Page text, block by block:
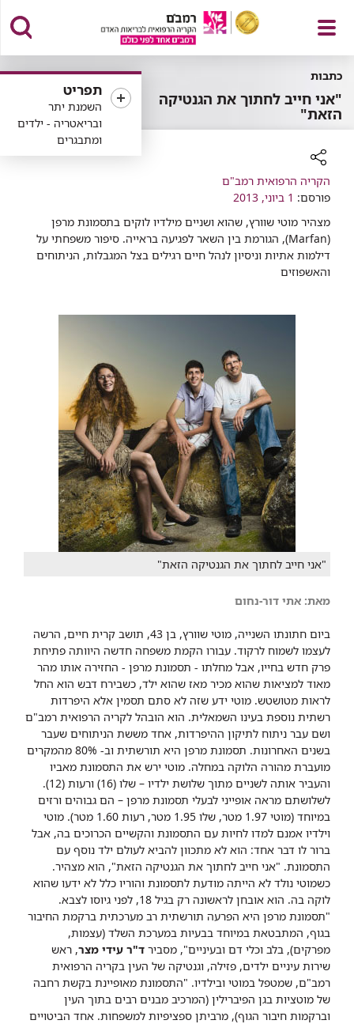
פתח
תפריט
תפריט
השמנת יתר
ובריאטריה - ילדים
ומתבגרים
כתבות
"אני חייב לחתוך את הגנטיקה
הזאת"
רכיב
שיתוף
הקריה הרפואית רמב"ם
פורסם: 1 ביוני, 2013
מצהיר מוטי שוורץ, שהוא ושניים מילדיו לוקים בתסמונת מרפן
(Marfan), הגורמת בין השאר לפגיעה בראייה. סיפור משפחתי על
דילמות אתיות וניסיון לנהל חיים רגילים בצל המגבלות, הניתוחים
והאשפוזים
"אני חייב לחתוך את הגנטיקה הזאת"
מאת: ​אתי דור-נחום
ביום חתונתו השנייה, מוטי שוורץ, בן 43, תושב קרית חיים, הרשה
לעצמו לשמוח לרקוד. עבורו הקמת משפחה חדשה היוותה פתיחת
פרק חדש בחייו, אבל מחלתו - תסמונת מרפן - החזירה אותו מהר
מאוד למציאות שהוא מכיר מאז שהוא ילד, כשבירח דבש הוא החל
לראות מטושטש. מוטי ידע שזה לא סתם תסמין אלא היפרדות
רשתית נוספת בעינו השמאלית. הוא הובהל לקריה הרפואית רמב"ם
ושם עבר ניתוח לתיקון ההיפרדות, אחד מששת הניתוחים שעבר
בשנים האחרונות. תסמונת מרפן היא תורשתית וב- 80% מהמקרים
מועברת מהורה הלוקה במחלה. מוטי ירש את התסמונת מאביו
והעביר אותה לשניים מתוך שלושת ילדיו – שלו (16) ורעות (12).
לשלושתם מראה אופייני לבעלי תסמונת מרפן – הם גבוהים ורזים
במיוחד (מוטי 1.97 מטר, שלו 1.95 מטר, רעות 1.60 מטר). מוטי
וילדיו אמנם למדו לחיות עם התסמונת והקשיים הכרוכים בה, אבל
ברור לו דבר אחד: הוא לא מתכוון להביא לעולם ילד נוסף עם
התסמונת. "אני חייב לחתוך את הגנטיקה הזאת", הוא מצהיר.
כשמוטי נולד לא הייתה מודעת לתסמונת והוריו כלל לא ידעו שהוא
לוקה בה. הוא אובחן לראשונה רק בגיל 18, לפני גיוסו לצבא.
"תסמונת מרפן היא הפרעה תורשתית רב מערכתית ברקמת החיבור
בגוף, המתבטאת במיוחד בבעיות במערכת השלד (עצמות,
מפרקים), בלב וכלי דם ובעיניים", מסביר ד"ר עידי מצר, ראש
שירות עיניים ילדים, פזילה, וגנטיקה של העין בקריה הרפואית
רמב"ם, שמטפל במוטי ובילדיו. "התסמונת מאופיינת בקשת רחבה
של מוטציות בגן הפיברילין (המרכיב מבנים רבים בתוך העין
וברקמות חיבור הגוף), מרביתן ספציפיות למשפחות. אחד הביטויים